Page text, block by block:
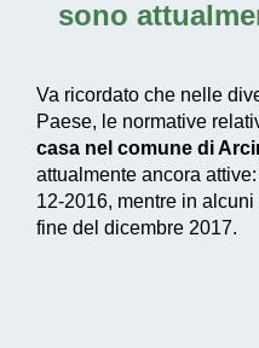
sono
Va ricordato che nelle
Paese, le normative
casa nel comune di
attualmente ancora
12-2016, mentre in
fine del dicembre 2017.